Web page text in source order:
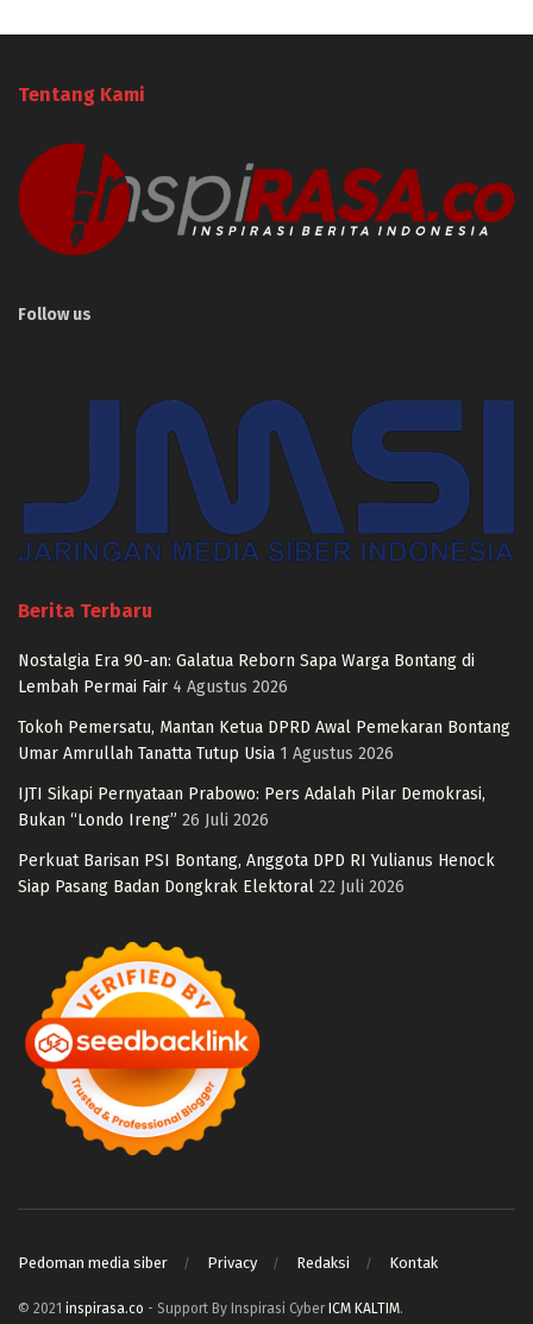
Tentang Kami
Follow us
Berita Terbaru
Nostalgia Era 90-an: Galatua Reborn Sapa Warga Bontang di
Lembah Permai Fair 4 Agustus 2026
Tokoh Pemersatu, Mantan Ketua DPRD Awal Pemekaran Bontang
Umar Amrullah Tanatta Tutup Usia 1 Agustus 2026
IJTI Sikapi Pernyataan Prabowo: Pers Adalah Pilar Demokrasi,
Bukan “Londo Ireng” 26 Juli 2026
Perkuat Barisan PSI Bontang, Anggota DPD RI Yulianus Henock
Siap Pasang Badan Dongkrak Elektoral 22 Juli 2026
Pedoman media siber Privacy Redaksi Kontak
© 2021 inspirasa.co - Support By Inspirasi Cyber ICM KALTIM.